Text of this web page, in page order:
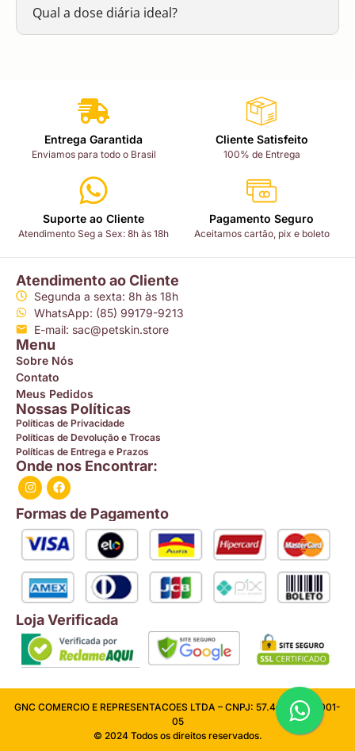
Qual a dose diária ideal?
Entrega Garantida
Enviamos para todo o Brasil
Cliente Satisfeito
100% de Entrega
Suporte ao Cliente
Atendimento Seg a Sex: 8h às 18h
Pagamento Seguro
Aceitamos cartão, pix e boleto
Atendimento ao Cliente
Segunda a sexta: 8h às 18h
WhatsApp: (85) 99179-9213
E-mail: sac@petskin.store
Menu
Sobre Nós
Contato
Meus Pedidos
Nossas Políticas
Políticas de Privacidade
Políticas de Devolução e Trocas
Políticas de Entrega e Prazos
Onde nos Encontrar:
Formas de Pagamento
Loja Verificada
GNC COMERCIO E REPRESENTACOES LTDA – CNPJ: 57.409.026/0001-
05
© 2024 Todos os direitos reservados.